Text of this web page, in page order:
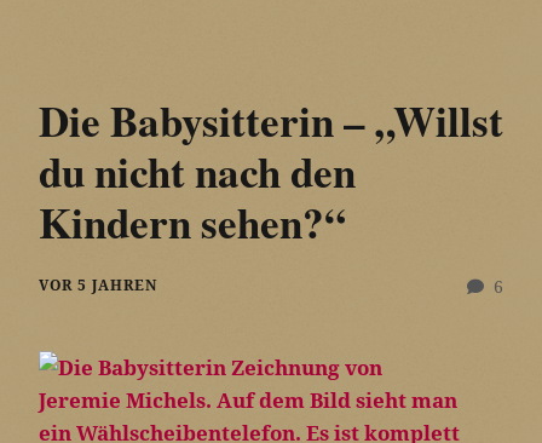
Die Babysitterin – „Willst
du nicht nach den
Kindern sehen?“
6
VOR 5 JAHREN